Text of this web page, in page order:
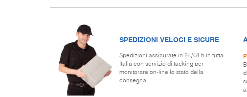
SPEDIZIONI VELOCI E SICURE
Spedizioni assicurate in 24/48 h in tutta
Italia con servizio di tacking per
monitorare on-line lo stato della
consegna.